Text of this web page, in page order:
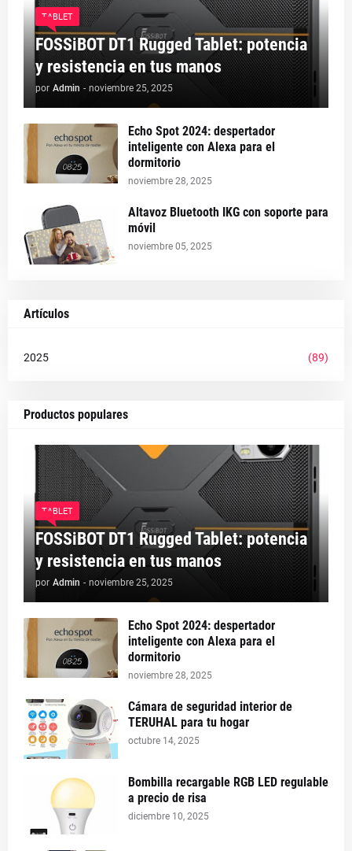
TABLET
FOSSiBOT DT1 Rugged Tablet: potencia
y resistencia en tus manos
por Admin - noviembre 25, 2025
Echo Spot 2024: despertador
inteligente con Alexa para el
dormitorio
noviembre 28, 2025
Altavoz Bluetooth IKG con soporte para
móvil
noviembre 05, 2025
Artículos
2025 (89)
Productos populares
TABLET
FOSSiBOT DT1 Rugged Tablet: potencia
y resistencia en tus manos
por Admin - noviembre 25, 2025
Echo Spot 2024: despertador
inteligente con Alexa para el
dormitorio
noviembre 28, 2025
Cámara de seguridad interior de
TERUHAL para tu hogar
octubre 14, 2025
Bombilla recargable RGB LED regulable
a precio de risa
diciembre 10, 2025